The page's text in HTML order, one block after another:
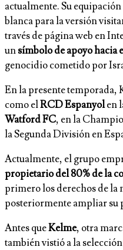
actualmente. Su
blanca para la versión
través de página web en
unsímbolo de apoyo hacia
genocidio cometido por
En la presente temporada,
como elRCD Espanyolen
Watford FC, en la
la Segunda División en
Actualmente, el grupo
propietario del 80% de la
primero los derechos de la
posteriormente ampliar su
Antes queKelme, otra
también vistió a la